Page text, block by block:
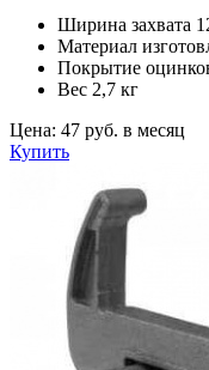
Ширина захвата
Материал
Покрытие
Вес 2,7 кг
Цена: 47 руб. в месяц
Купить